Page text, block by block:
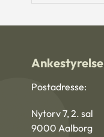
Postadresse:
Nytorv 7, 2. sal
9000 Aalborg